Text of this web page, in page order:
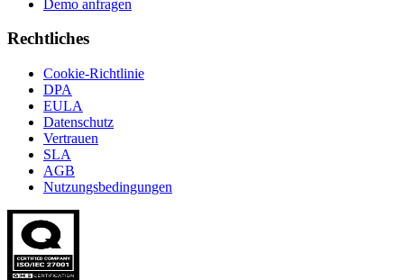
Demo anfragen
Rechtliches
Cookie-Richtlinie
DPA
EULA
Datenschutz
Vertrauen
SLA
AGB
Nutzungsbedingungen